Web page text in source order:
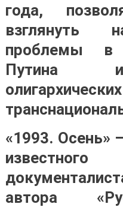
года,
взглянуть
проблемы в
Путина
«1993. Осень»
автора